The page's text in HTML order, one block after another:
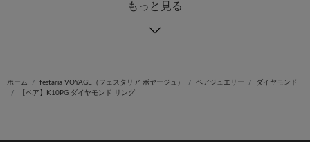
もっと見る
ホーム festaria VOYAGE（フェスタリア ボヤージュ） ペアジュエリー
ダイヤモンド
【ペア】K10PG ダイヤモンド リング